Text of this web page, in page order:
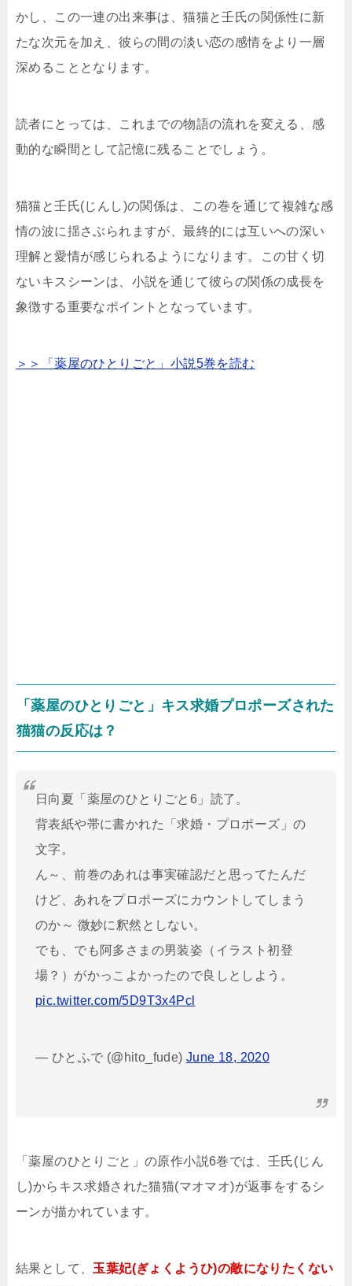
かし、この一連の出来事は、猫猫と壬氏の関係性に新
たな次元を加え、彼らの間の淡い恋の感情をより一層
深めることとなります。
読者にとっては、これまでの物語の流れを変える、感
動的な瞬間として記憶に残ることでしょう。
猫猫と壬氏(じんし)の関係は、この巻を通じて複雑な感
情の波に揺さぶられますが、最終的には互いへの深い
理解と愛情が感じられるようになります。この甘く切
ないキスシーンは、小説を通じて彼らの関係の成長を
象徴する重要なポイントとなっています。
＞＞「薬屋のひとりごと」小説5巻を読む
「薬屋のひとりごと」キス求婚プロポーズされた
猫猫の反応は？
日向夏「薬屋のひとりごと6」読了。
背表紙や帯に書かれた「求婚・プロポーズ」の
文字。
ん～、前巻のあれは事実確認だと思ってたんだ
けど、あれをプロポーズにカウントしてしまう
のか～ 微妙に釈然としない。
でも、でも阿多さまの男装姿（イラスト初登
場？）がかっこよかったので良しとしよう。
pic.twitter.com/5D9T3x4Pcl
— ひとふで (@hito_fude) June 18, 2020
「薬屋のひとりごと」の原作小説6巻では、壬氏(じん
し)からキス求婚された猫猫(マオマオ)が返事をするシ
ーンが描かれています。
結果として、 玉葉妃(ぎょくようひ)の敵になりたくない